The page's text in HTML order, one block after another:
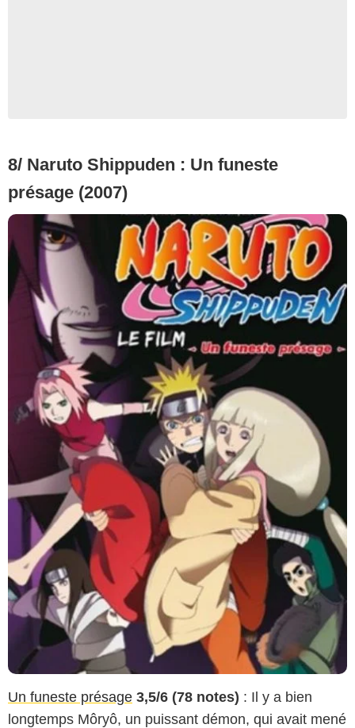
8/ Naruto Shippuden : Un funeste
présage (2007)
Un funeste présage 3,5/6 (78 notes) : Il y a bien
longtemps Môryô, un puissant démon, qui avait mené